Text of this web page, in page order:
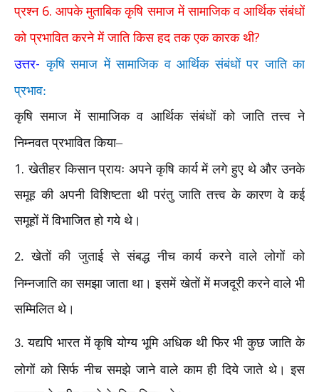
प्रश्न 6.आपके मुताबिक कृषि समाज में सामाजिक व आर्थिक संबंधों
को प्रभावित करने में जाति किस हद तक एक कारक थी?
उत्तर- कृषि समाज में सामाजिक व आर्थिक संबंधों पर जाति का
प्रभाव:
कृषि समाज में सामाजिक व आर्थिक संबंधों को जाति तत्त्व ने
निम्नवत प्रभावित किया–
1.खेतीहर किसान प्रायः अपने कृषि कार्य में लगे हुए थे और उनके
समूह की अपनी विशिष्टता थी परंतु जाति तत्त्व के कारण वे कई
समूहों में विभाजित हो गये थे।
2.खेतों की जुताई से संबद्ध नीच कार्य करने वाले लोगों को
निम्नजाति का समझा जाता था। इसमें खेतों में मजदूरी करने वाले भी
सम्मिलित थे।
3.यद्यपि भारत में कृषि योग्य भूमि अधिक थी फिर भी कुछ जाति के
लोगों को सिर्फ नीच समझे जाने वाले काम ही दिये जाते थे। इस